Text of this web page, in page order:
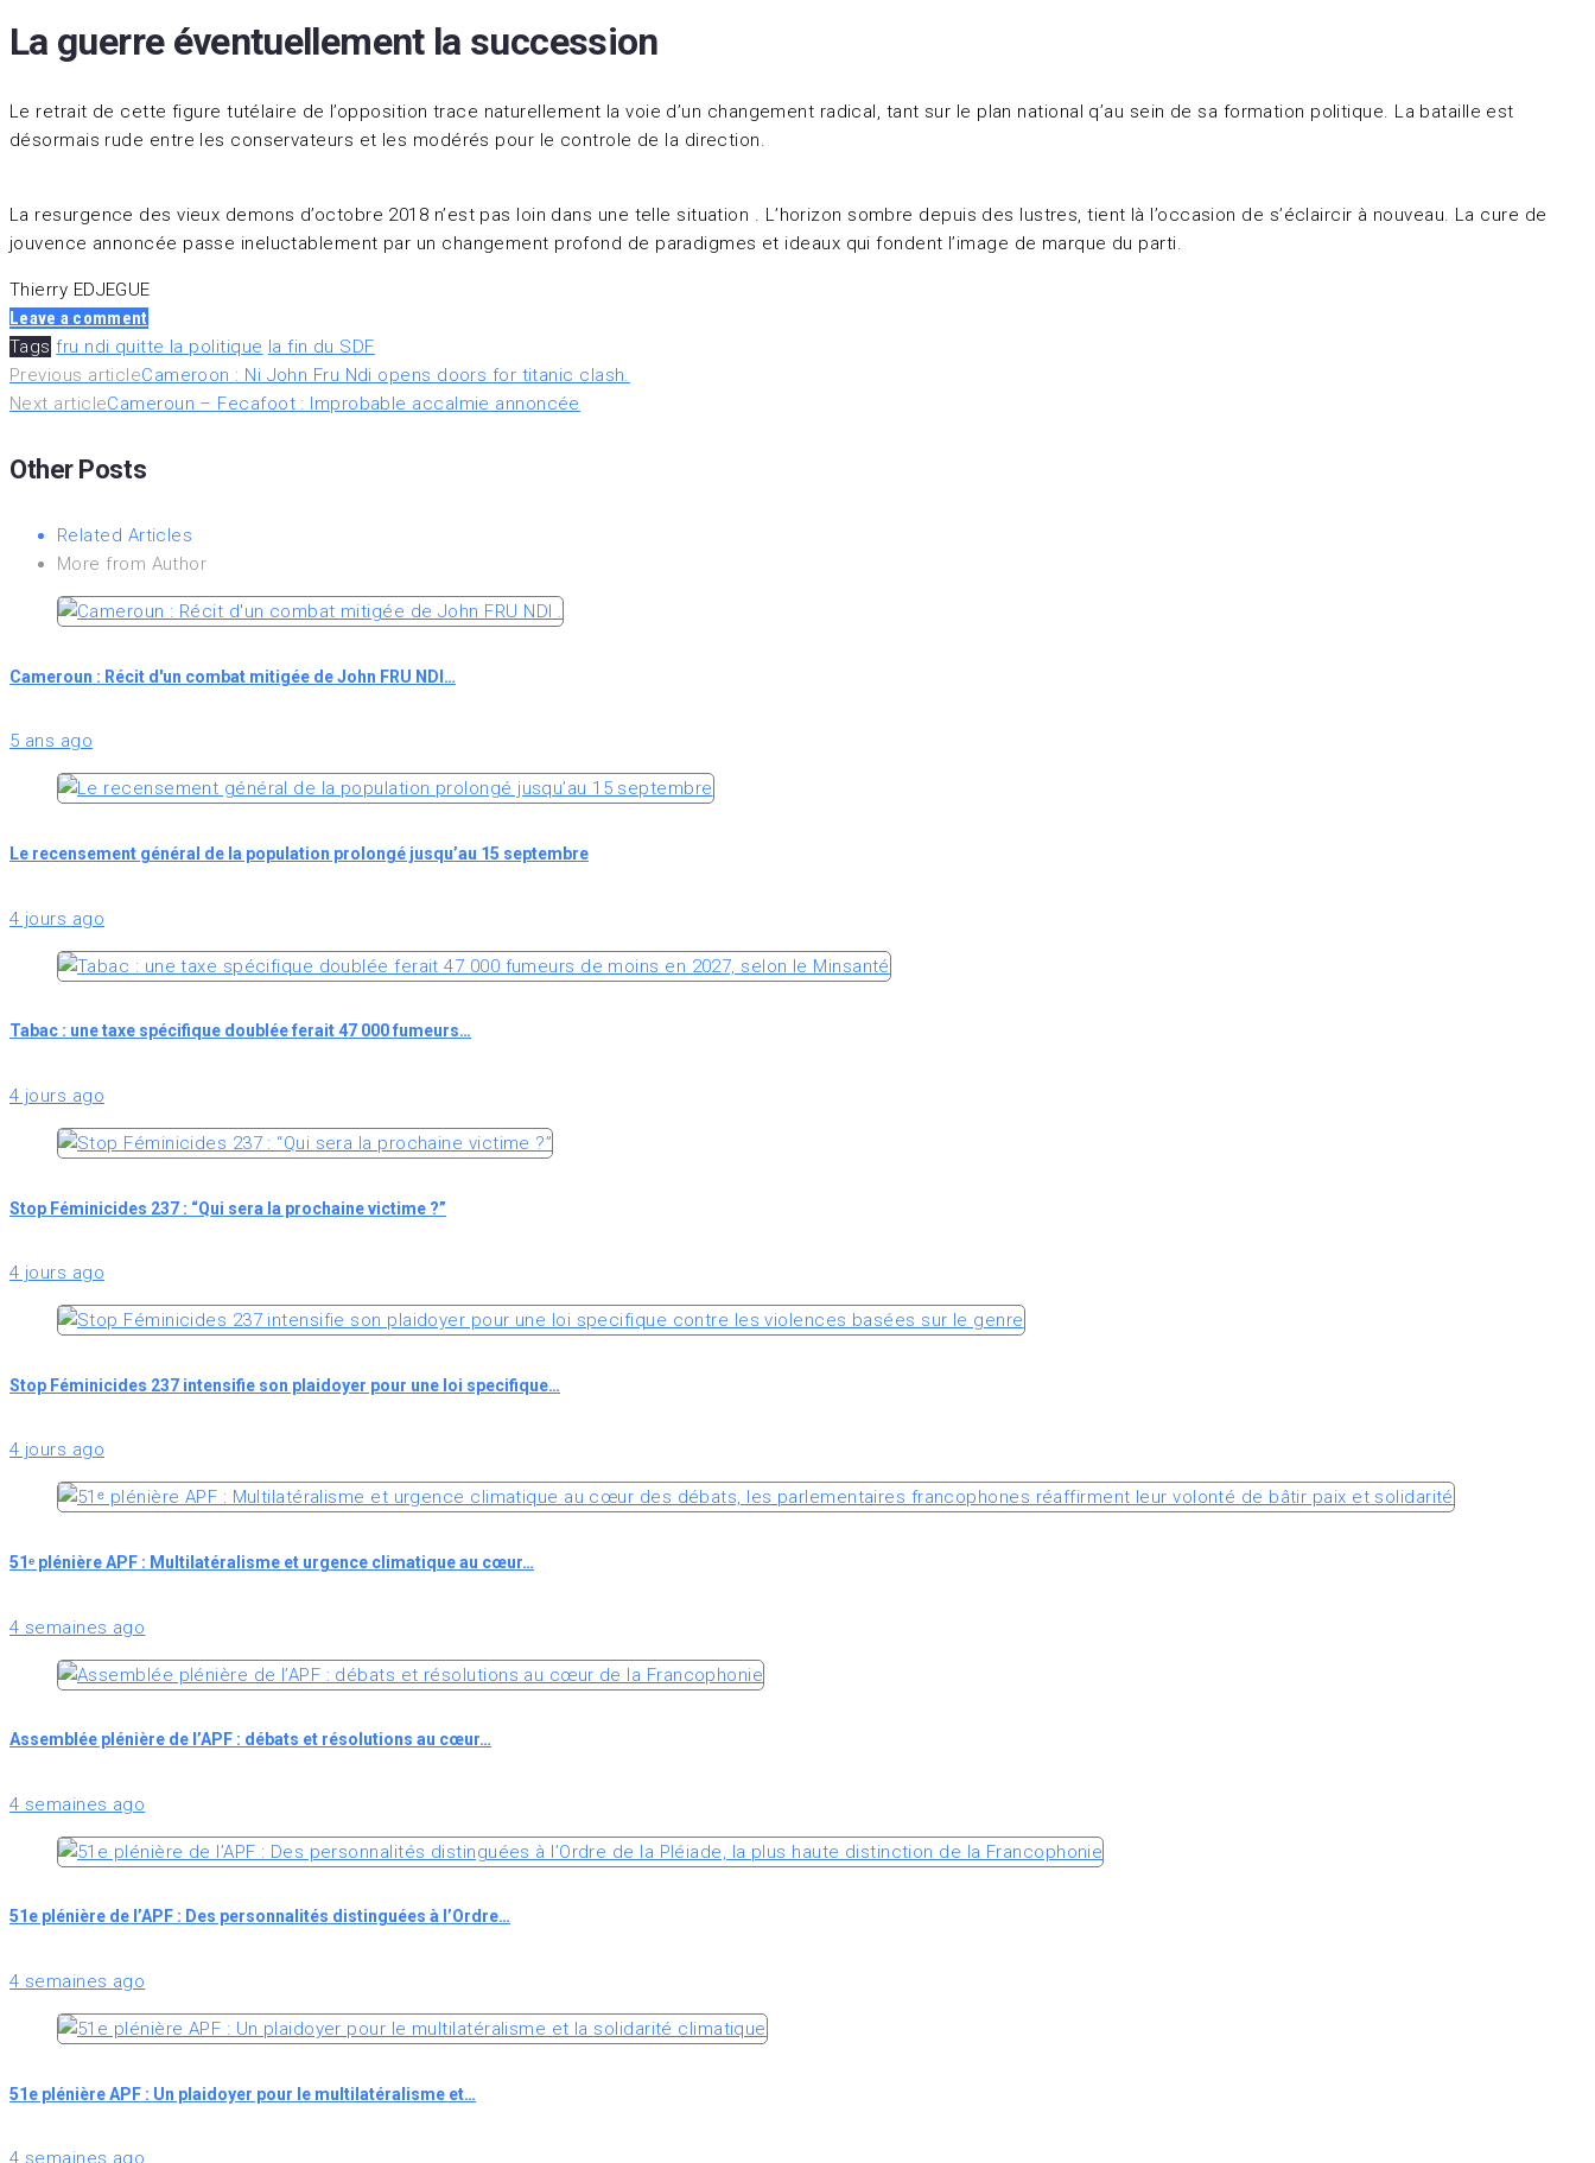
La guerre éventuellement la succession
Le retrait de cette figure tutélaire de l’opposition trace naturellement la voie d’un changement radical, tant sur le plan national q’au sein de sa formation politique. La bataille est
désormais rude entre les conservateurs et les modérés pour le controle de la direction.
La resurgence des vieux demons d’octobre 2018 n’est pas loin dans une telle situation . L’horizon sombre depuis des lustres, tient là l’occasion de s’éclaircir à nouveau. La cure de
jouvence annoncée passe ineluctablement par un changement profond de paradigmes et ideaux qui fondent l’image de marque du parti.
Thierry EDJEGUE
Leave a comment
Tags fru ndi quitte la politique la fin du SDF
Previous articleCameroon : Ni John Fru Ndi opens doors for titanic clash.
Next articleCameroun – Fecafoot : Improbable accalmie annoncée
Other Posts
Related Articles
More from Author
Cameroun : Récit d'un combat mitigée de John FRU NDI…
5 ans ago
Le recensement général de la population prolongé jusqu’au 15 septembre
4 jours ago
Tabac : une taxe spécifique doublée ferait 47 000 fumeurs…
4 jours ago
Stop Féminicides 237 : “Qui sera la prochaine victime ?”
4 jours ago
Stop Féminicides 237 intensifie son plaidoyer pour une loi specifique…
4 jours ago
51ᵉ plénière APF : Multilatéralisme et urgence climatique au cœur…
4 semaines ago
Assemblée plénière de l’APF : débats et résolutions au cœur…
4 semaines ago
51e plénière de l’APF : Des personnalités distinguées à l’Ordre…
4 semaines ago
51e plénière APF : Un plaidoyer pour le multilatéralisme et…
4 semaines ago